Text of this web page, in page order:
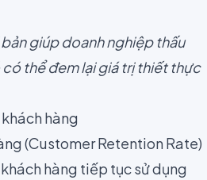
giúp doanh nghiệp thấu
thể đem lại giá trị thiết thực
hàng
(Customer Retention Rate)
hàng tiếp tục sử dụng